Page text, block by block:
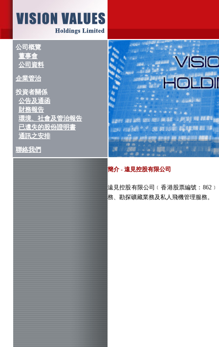
公司概覽
董事會
公司資料
企業管治
投資者關係
公告及通函
財務報告
環境、社會及管治報告
已遺失的股份證明書
通訊之安排
聯絡我們
簡介 - 遠見控股有限公司
遠見控股有限公司﹝香港股票編號：
務、勘探礦藏業務及私人飛機管理服務。